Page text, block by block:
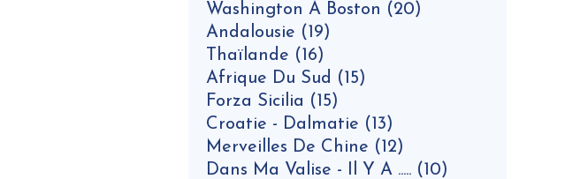
Washington À Boston (20)
Andalousie (19)
Thaïlande (16)
Afrique Du Sud (15)
Forza Sicilia (15)
Croatie - Dalmatie (13)
Merveilles De Chine (12)
Dans Ma Valise - Il Y A ..... (10)